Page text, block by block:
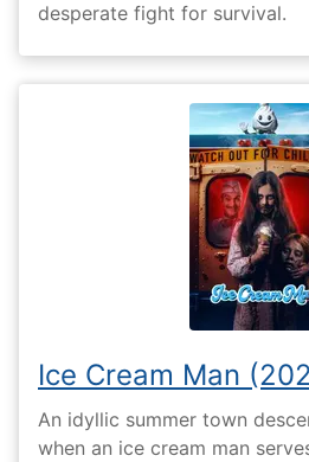
desperate fight for survival.
Ice Cream Man
An idyllic summer town
when an ice cream man